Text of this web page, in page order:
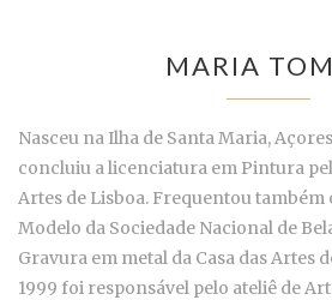
MARIA
Nasceu na Ilha de Santa Maria,
concluiu a licenciatura em Pintura
Artes de Lisboa. Frequentou também
Modelo da Sociedade Nacional de
Gravura em metal da Casa das Artes
1999 foi responsável pelo ateliê de